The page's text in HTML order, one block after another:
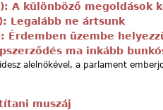
A különböző megoldások
Legalább ne ártsunk
Érdemben üzembe
ma inkább
alelnökével, a parlament
muszáj